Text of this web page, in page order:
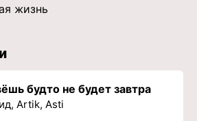
жизнь
будто не будет завтра
Artik, Asti